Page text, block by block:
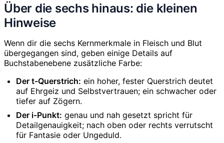
Über die sechs hinaus: die kleinen
Hinweise
Wenn dir die sechs Kernmerkmale in Fleisch und Blut
übergegangen sind, geben einige Details auf
Buchstabenebene zusätzliche Farbe:
Der t-Querstrich: ein hoher, fester Querstrich deutet
auf Ehrgeiz und Selbstvertrauen; ein schwacher oder
tiefer auf Zögern.
Der i-Punkt: genau und nah gesetzt spricht für
Detailgenauigkeit; nach oben oder rechts verrutscht
für Fantasie oder Ungeduld.